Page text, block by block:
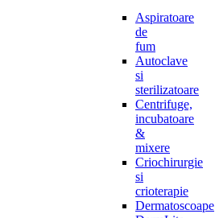
Aspiratoare
de
fum
Autoclave
si
sterilizatoare
Centrifuge,
incubatoare
&
mixere
Criochirurgie
si
crioterapie
Dermatoscoape